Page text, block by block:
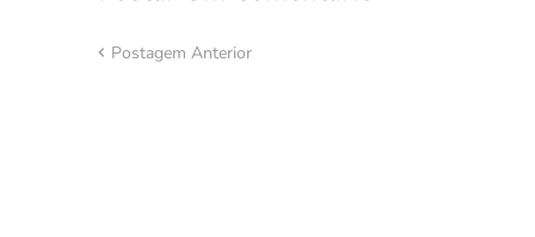
Postagem Anterior